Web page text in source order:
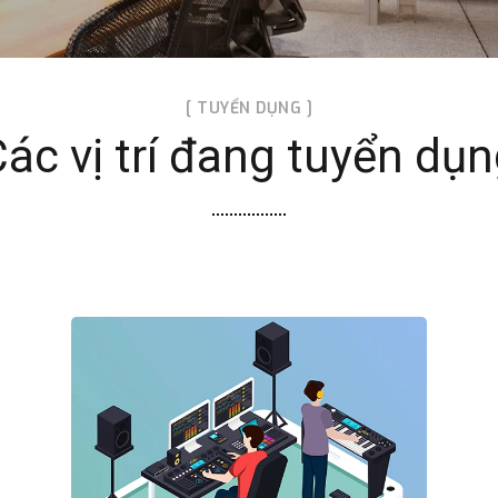
[ TUYỂN DỤNG ]
vị trí đang tuyển